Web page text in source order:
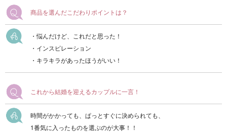
商品を選んだこだわりポイントは？
・悩んだけど、これだと思った！
・インスピレーション
・キラキラがあったほうがいい！
これから結婚を迎えるカップルに一言！
時間がかかっても、ぱっとすぐに決められても、
1番気に入ったものを選ぶのが大事！！